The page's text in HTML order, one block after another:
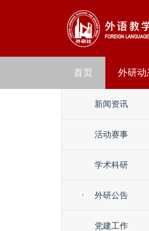
首页 外研动
新闻资讯
活动赛事
学术科研
外研公告
党建工作